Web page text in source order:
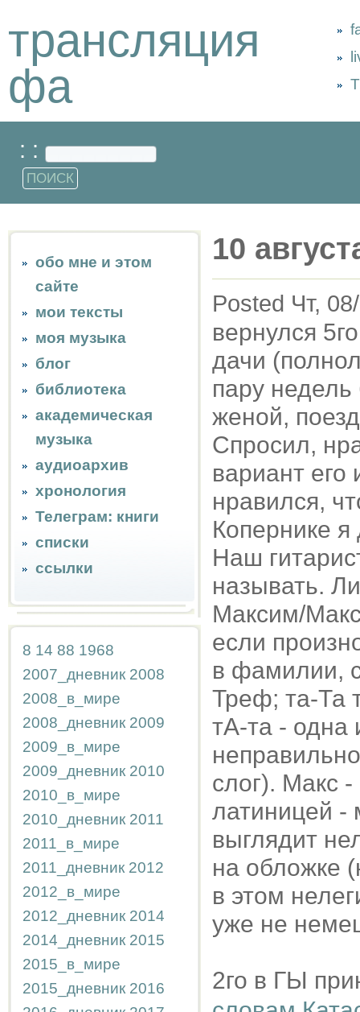
трансляция
фа
: :
обо мне и этом
сайте
мои тексты
моя музыка
блог
библиотека
академическая
музыка
аудиоархив
хронология
Телеграм: книги
списки
ссылки
8 14 88 1968
2007_дневник 2008
2008_в_мире
2008_дневник 2009
2009_в_мире
2009_дневник 2010
2010_в_мире
2010_дневник 2011
2011_в_мире
2011_дневник 2012
2012_в_мире
2012_дневник 2014
2014_дневник 2015
2015_в_мире
2015_дневник 2016
10
Posted Чт,
вернулся
дачи
пару
женой,
Спросил,
вариант
нравился,
Копернике
Наш
называть.
Максим/
если
в фамилии,
Треф; та-Та
тА-та - одна
слог). Макс
латиницей -
выглядит
на обложке
в этом
уже не
2го в ГЫ